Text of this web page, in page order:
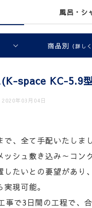
風呂・シ
商品別 （詳し
(K-space KC-5.9
2020年03月04日
、全て手配いたしまし
シュ敷き込み～コン
たいとの要望があり
現可能。
で3日間の工程で、